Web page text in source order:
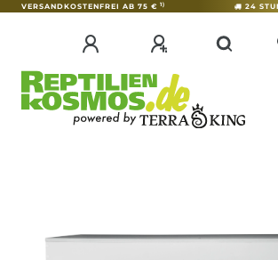
VERSANDKOSTENFREI AB 75 € 1) 24